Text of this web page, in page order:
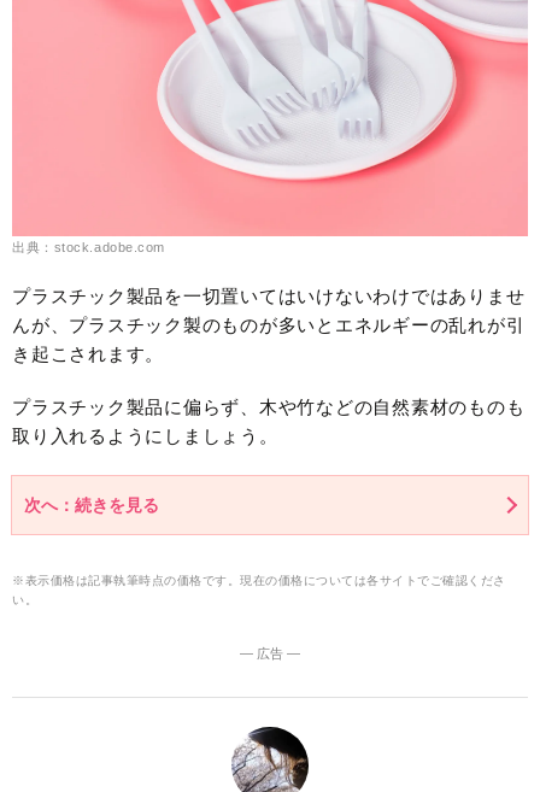
出典：stock.adobe.com
プラスチック製品を一切置いてはいけないわけではありませ
んが、プラスチック製のものが多いとエネルギーの乱れが引
き起こされます。
プラスチック製品に偏らず、木や竹などの自然素材のものも
取り入れるようにしましょう。
次へ：続きを見る
※表示価格は記事執筆時点の価格です。現在の価格については各サイトでご確認くださ
い。
― 広告 ―